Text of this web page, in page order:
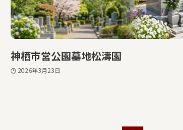
神栖市営公園墓地松濤園
2026年3月23日